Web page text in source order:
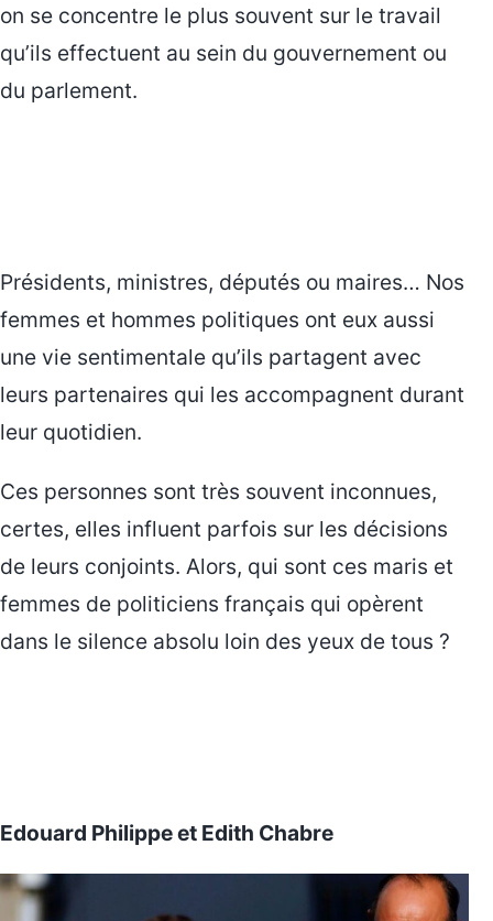
on se concentre le plus souvent sur le travail
qu’ils effectuent au sein du gouvernement ou
du parlement.
Présidents, ministres, députés ou maires… Nos
femmes et hommes politiques ont eux aussi
une vie sentimentale qu’ils partagent avec
leurs partenaires qui les accompagnent durant
leur quotidien.
Ces personnes sont très souvent inconnues,
certes, elles influent parfois sur les décisions
de leurs conjoints. Alors, qui sont ces maris et
femmes de politiciens français qui opèrent
dans le silence absolu loin des yeux de tous ?
Edouard Philippe et Edith Chabre